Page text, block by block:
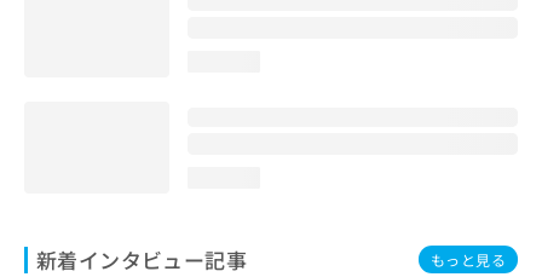
新着インタビュー記事 もっと見る